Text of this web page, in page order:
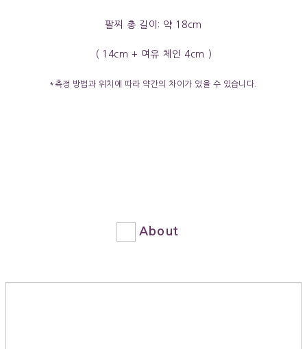
팔찌 총 길이: 약 18cm
( 14cm + 여유 체인 4cm )
*측정 방법과 위치에 따라 약간의 차이가 있을 수 있습니다.
About